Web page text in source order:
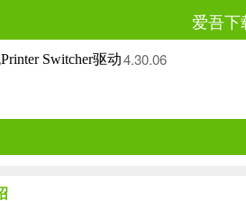
爱吾下
Switcher驱动4.30.06